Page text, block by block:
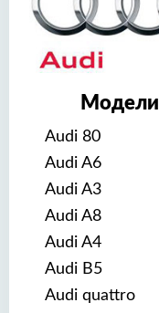
Модели
Audi 80
Audi A6
Audi A3
Audi A8
Audi A4
Audi B5
Audi quattro